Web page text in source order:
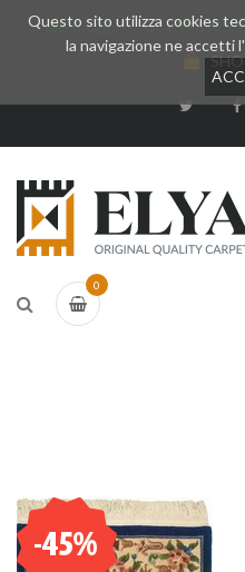
Whatsapp +39 377
0
Questo sito utilizza cookies
la navigazione ne accetti